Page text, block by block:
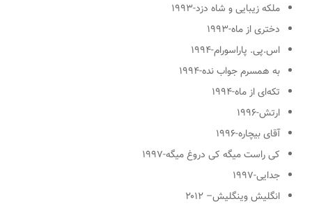
ملکه زیبایی و شاه دزد-۱۹۹۳
دختری از ماه-۱۹۹۳
اس.پی. پاراسورام-۱۹۹۴
به همسرم جواب نده-۱۹۹۴
تکه‌ای از ماه-۱۹۹۴
ارتش-۱۹۹۶
آقای بیچاره-۱۹۹۶
کی راست میگه کی دروغ میگه-۱۹۹۷
جدایی-۱۹۹۷
انگلیش وینگلیش– ۲۰۱۲